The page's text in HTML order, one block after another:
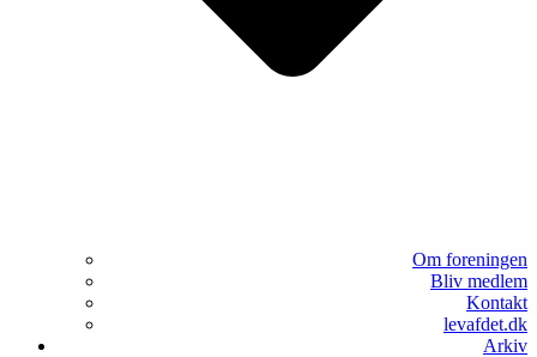
Om foreningen
Bliv medlem
Kontakt
levafdet.dk
Arkiv